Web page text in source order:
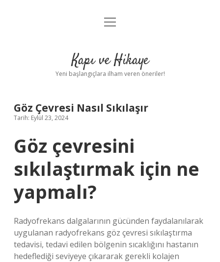
Anasayfa
Yasal Uyarı
menüyü
Kapı ve Hikaye
Yeni başlangıçlara ilham veren öneriler!
Göz Çevresi Nasıl Sıkılaşır
Tarih: Eylül 23, 2024
Göz çevresini
sıkılaştırmak için ne
yapmalı?
Radyofrekans dalgalarının gücünden faydalanılarak
uygulanan radyofrekans göz çevresi sıkılaştırma
tedavisi, tedavi edilen bölgenin sıcaklığını hastanın
hedeflediği seviyeye çıkararak gerekli kolajen